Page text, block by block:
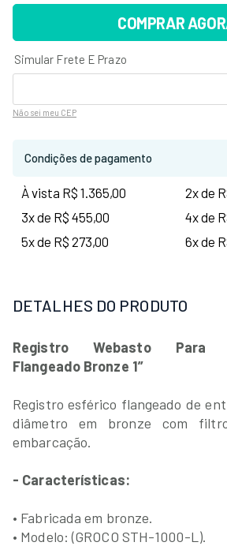
COMPRAR
Não sei meu CEP
Condições de pagamento
À vista R$ 1.365,00
2x de
3x de R$ 455,00
4x de
5x de R$ 273,00
6x de
DETALHES DO PRODUTO
Registro Webasto Para
Flangeado Bronze 1”
Registro esférico flangeado de
diâmetro em bronze com
embarcação.
- Características:
• Fabricada em bronze.
• Modelo: (GROCO STH-1000-L).